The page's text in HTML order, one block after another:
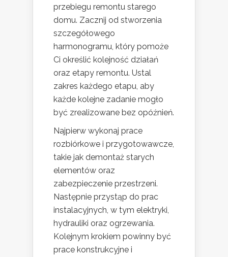
przebiegu remontu starego
domu. Zacznij od stworzenia
szczegółowego
harmonogramu, który pomoże
Ci określić kolejność działań
oraz etapy remontu. Ustal
zakres każdego etapu, aby
każde kolejne zadanie mogło
być zrealizowane bez opóźnień.
Najpierw wykonaj prace
rozbiórkowe i przygotowawcze,
takie jak demontaż starych
elementów oraz
zabezpieczenie przestrzeni.
Następnie przystąp do prac
instalacyjnych, w tym elektryki,
hydrauliki oraz ogrzewania.
Kolejnym krokiem powinny być
prace konstrukcyjne i